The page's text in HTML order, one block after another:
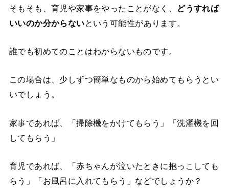
そもそも、育児や家事をやったことがなく、
どうすれば
いいのか分からないという可能性があります。
誰でも初めてのことはわからないものです。
この場合は、少しずつ簡単なものから始めてもらうとい
いでしょう。
家事であれば、「掃除機をかけてもらう」「洗濯機を回
してもらう」
育児であれば、「赤ちゃんが泣いたときに抱っこしても
らう」「お風呂に入れてもらう」などでしょうか？